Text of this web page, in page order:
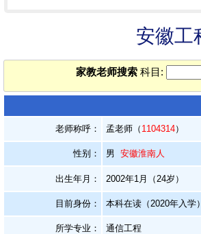
安徽工
家教老师搜索 科目:
老师称呼： 孟老师（ 1104314）
性别： 男 安徽淮南人
出生年月： 2002年1月（24岁）
目前身份： 本科在读（2020年入学
所学专业： 通信工程